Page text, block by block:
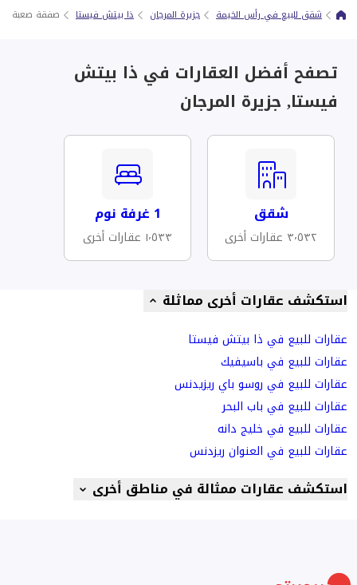
شقق للبيع في رأس الخيمة جزيرة المرجان ذا بيتش فيستا صفقة صعبة |
تصفح أفضل العقارات في ذا بيتش
فيستا, جزيرة المرجان
شقق
٣٬٥٣٢ عقارات أخرى
1 غرفة نوم
١٬٥٣٣ عقارات أخرى
استكشف عقارات أخرى مماثلة
عقارات للبيع في ذا بيتش فيستا
عقارات للبيع في باسيفيك
عقارات للبيع في روسو باي ريزيدنس
عقارات للبيع في باب البحر
عقارات للبيع في خليج دانه
عقارات للبيع في العنوان ريزدنس
استكشف عقارات ممثالة في مناطق أخرى